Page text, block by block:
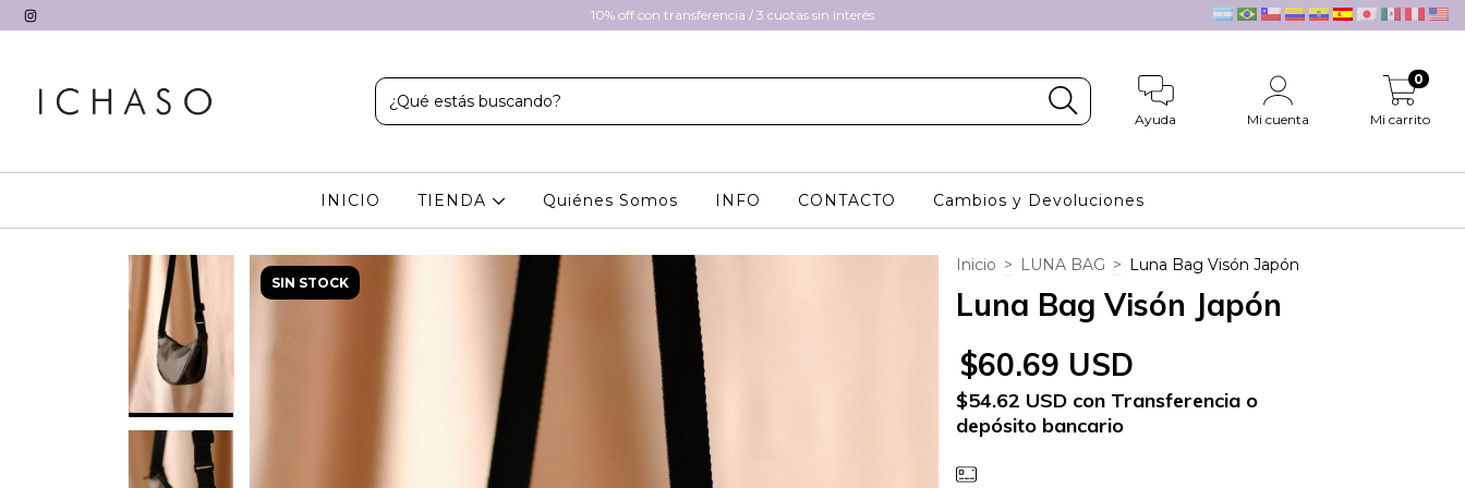
10% off con transferencia / 3 cuotas sin interés
Ayuda Mi cuenta Mi carrito
0
INICIO TIENDA Quiénes Somos INFO CONTACTO Cambios y Devoluciones
SIN STOCK
Inicio > LUNA BAG > Luna Bag Visón Japón
Luna Bag Visón Japón
$60.69 USD
$54.62 USD con Transferencia o
depósito bancario